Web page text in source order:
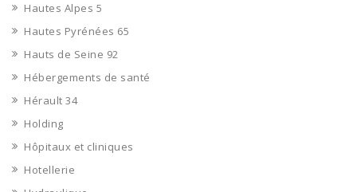
Hautes Alpes 5
Hautes Pyrénées 65
Hauts de Seine 92
Hébergements de santé
Hérault 34
Holding
Hôpitaux et cliniques
Hotellerie